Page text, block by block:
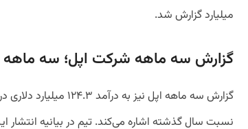
میلیارد گزارش شد.
گزارش سه ماهه شرکت اپل؛ سه ماهه منتهی
نسبت سال گذشته اشاره می‌کند. تیم در بیانیه